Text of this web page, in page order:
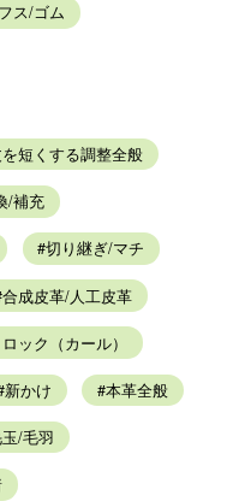
ス/ゴム
短くする調整全般
/補充
切り継ぎ/マチ
合成皮革/人工皮革
ック（カール）
新かけ 本革全般
/毛羽